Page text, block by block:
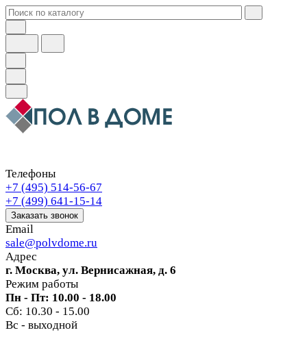
Телефоны
+7 (495) 514-56-67
+7 (499) 641-15-14
Заказать звонок
Email
sale@polvdome.ru
Адрес
г. Москва, ул. Вернисажная, д. 6
Режим работы
Пн - Пт: 10.00 - 18.00
Сб: 10.30 - 15.00
Вс - выходной